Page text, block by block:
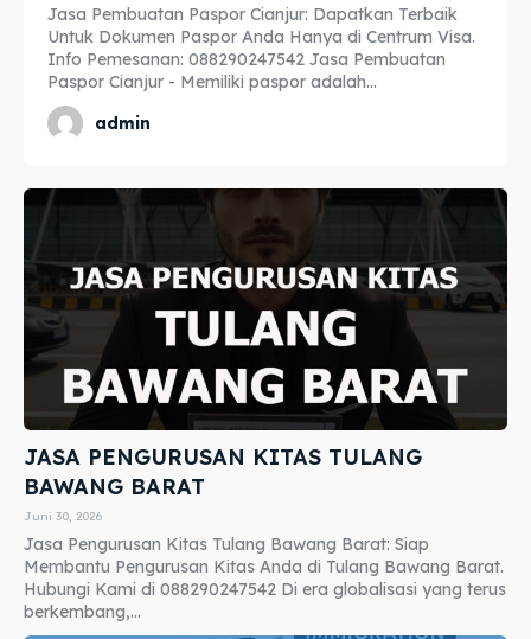
Blog
Blog
Jasa Pembuatan Paspor Cianjur: Dapatkan Terbaik
Untuk Dokumen Paspor Anda Hanya di Centrum Visa.
Info Pemesanan: 088290247542 Jasa Pembuatan
Paspor Cianjur - Memiliki paspor adalah...
admin
JASA PENGURUSAN KITAS TULANG
BAWANG BARAT
Juni 30, 2026
Jasa Pengurusan Kitas Tulang Bawang Barat: Siap
Membantu Pengurusan Kitas Anda di Tulang Bawang Barat.
Hubungi Kami di 088290247542 Di era globalisasi yang terus
berkembang,...